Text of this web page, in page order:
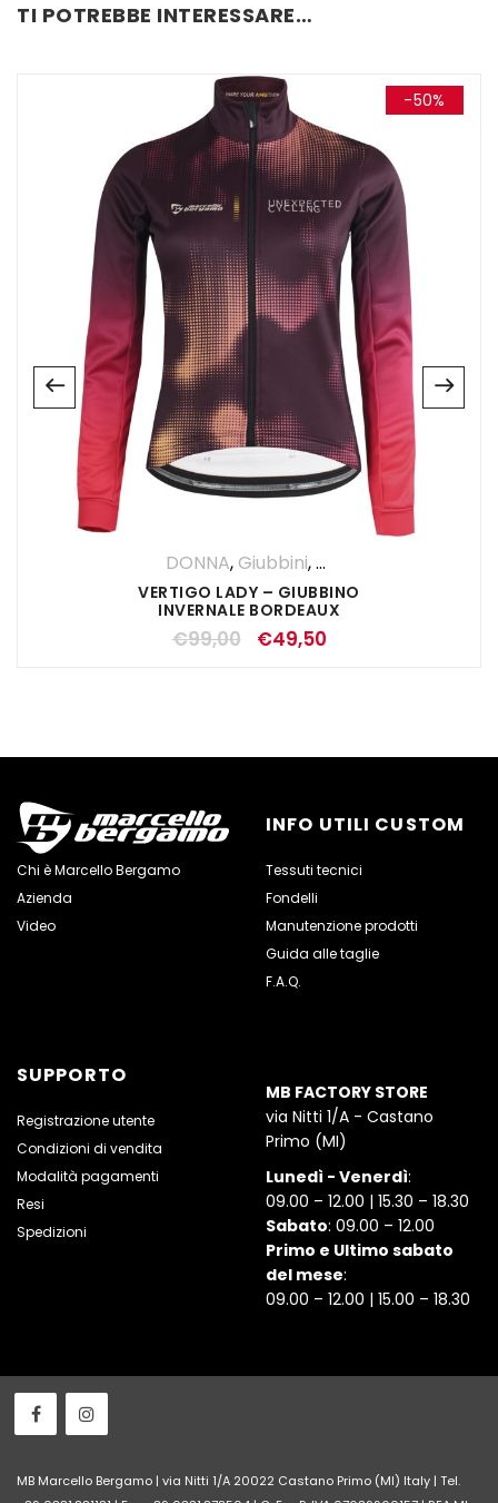
TI POTREBBE INTERESSARE…
-50%
DONNA, Giubbini,OUTLET
VERTIGO LADY – GIUBBINO
INVERNALE BORDEAUX
€99,00 €49,50
Chi è Marcello Bergamo
Azienda
Video
INFO UTILI CUSTOM
Tessuti tecnici
Fondelli
Manutenzione prodotti
Guida alle taglie
F.A.Q.
SUPPORTO
Registrazione utente
Condizioni di vendita
Modalità pagamenti
Resi
Spedizioni
MB FACTORY STORE
via Nitti 1/A - Castano
Primo (MI)
Lunedì - Venerdì:
09.00 – 12.00 | 15.30 – 18.30
Sabato: 09.00 – 12.00
Primo e Ultimo sabato
del mese:
09.00 – 12.00 | 15.00 – 18.30
MB Marcello Bergamo | via Nitti 1/A 20022 Castano Primo (MI) Italy | Tel.